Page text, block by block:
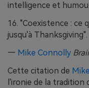
intelligence et
16. "Coexistence : ce
jusqu'à Thanksgiving".
— Mike Connolly
Cette citation de
l'ironie de la tradition